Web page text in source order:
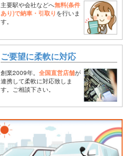
主要駅や会社などへ無料(条件
あり)で納車・引取り を行いま
す。
ご要望に柔軟に対応
創業2009年。全国直営店舗が
連携して柔軟に対応致しま
す。ご相談下さい。